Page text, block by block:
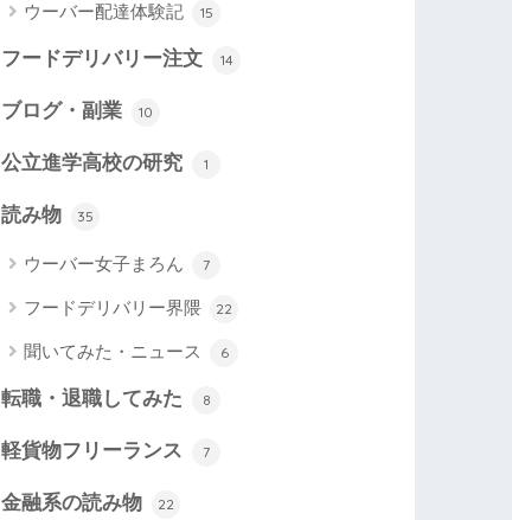
ウーバー配達体験記 15
フードデリバリー注文 14
ブログ・副業 10
公立進学高校の研究 1
読み物 35
ウーバー女子まろん 7
フードデリバリー界隈 22
聞いてみた・ニュース 6
転職・退職してみた 8
軽貨物フリーランス 7
金融系の読み物 22